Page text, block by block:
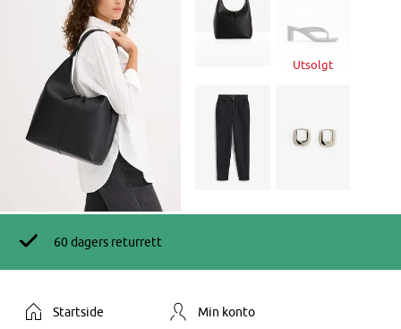
Utsolgt
60 dagers returrett
Startside Min konto